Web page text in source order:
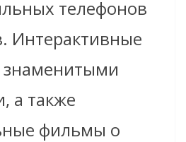
телефонов
Интерактивные
а также
фильмы о